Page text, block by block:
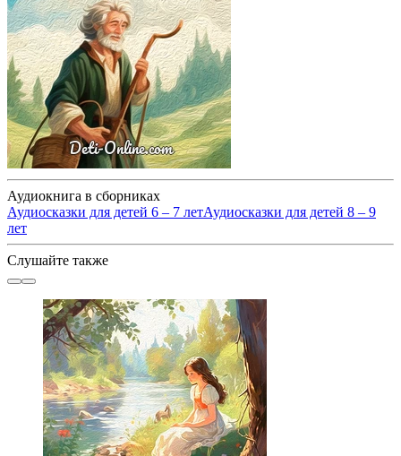
Аудиокнига в сборниках
Аудиосказки для детей 6 – 7 летАудиосказки для детей 8 – 9
лет
Слушайте также